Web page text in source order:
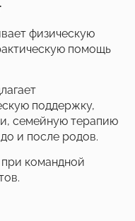
физическую
помощь
поддержку,
семейную терапию
и после родов.
командной